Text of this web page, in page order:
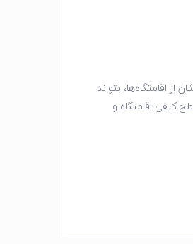
اقامتگاه‌ها، بتواند
کیفی اقامتگاه و